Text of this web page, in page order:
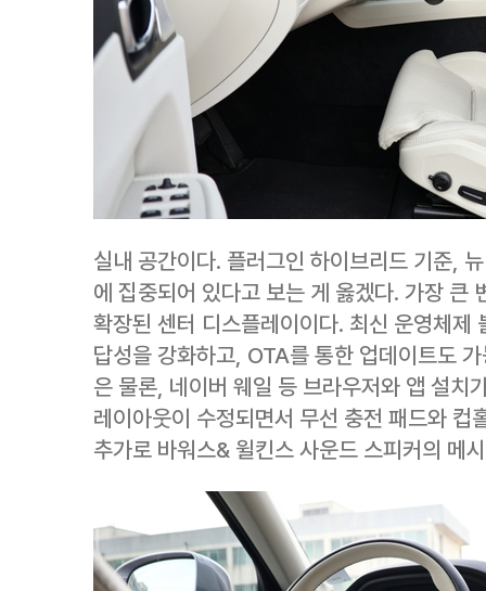
실내 공간이다. 플러그인 하이브리드 기준,
에 집중되어 있다고 보는 게 옳겠다. 가장 큰
확장된 센터 디스플레이이다. 최신 운영체
답성을 강화하고, OTA를 통한 업데이트도
은 물론, 네이버 웨일 등 브라우저와 앱 설치
레이아웃이 수정되면서 무선 충전 패드와 컵
추가로 바워스& 윌킨스 사운드 스피커의 메